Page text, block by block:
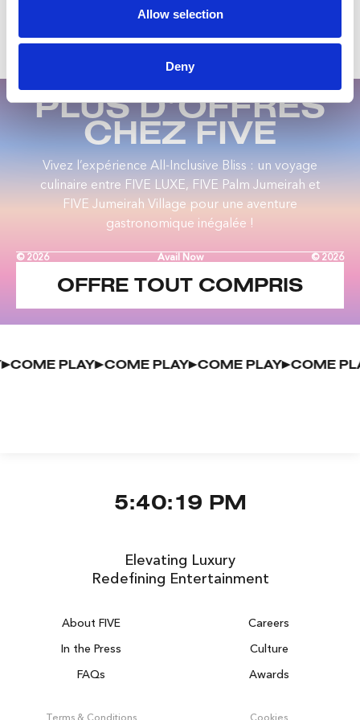
Allow selection
Deny
PLUS D’OFFRES
CHEZ FIVE
Vivez l’expérience All-Inclusive Bliss : un voyage
culinaire entre FIVE LUXE, FIVE Palm Jumeirah et
FIVE Jumeirah Village pour une aventure
gastronomique inégalée !
© 2026 Avail Now © 2026
OFFRE TOUT COMPRIS
COME PLAY COME PLAY COME PLAY
About FIVE
Careers
In the Press
Culture
FAQs
Awards
Terms & Conditions Cookies
Elevating Luxury
Redefining Entertainment
5:40:19 PM